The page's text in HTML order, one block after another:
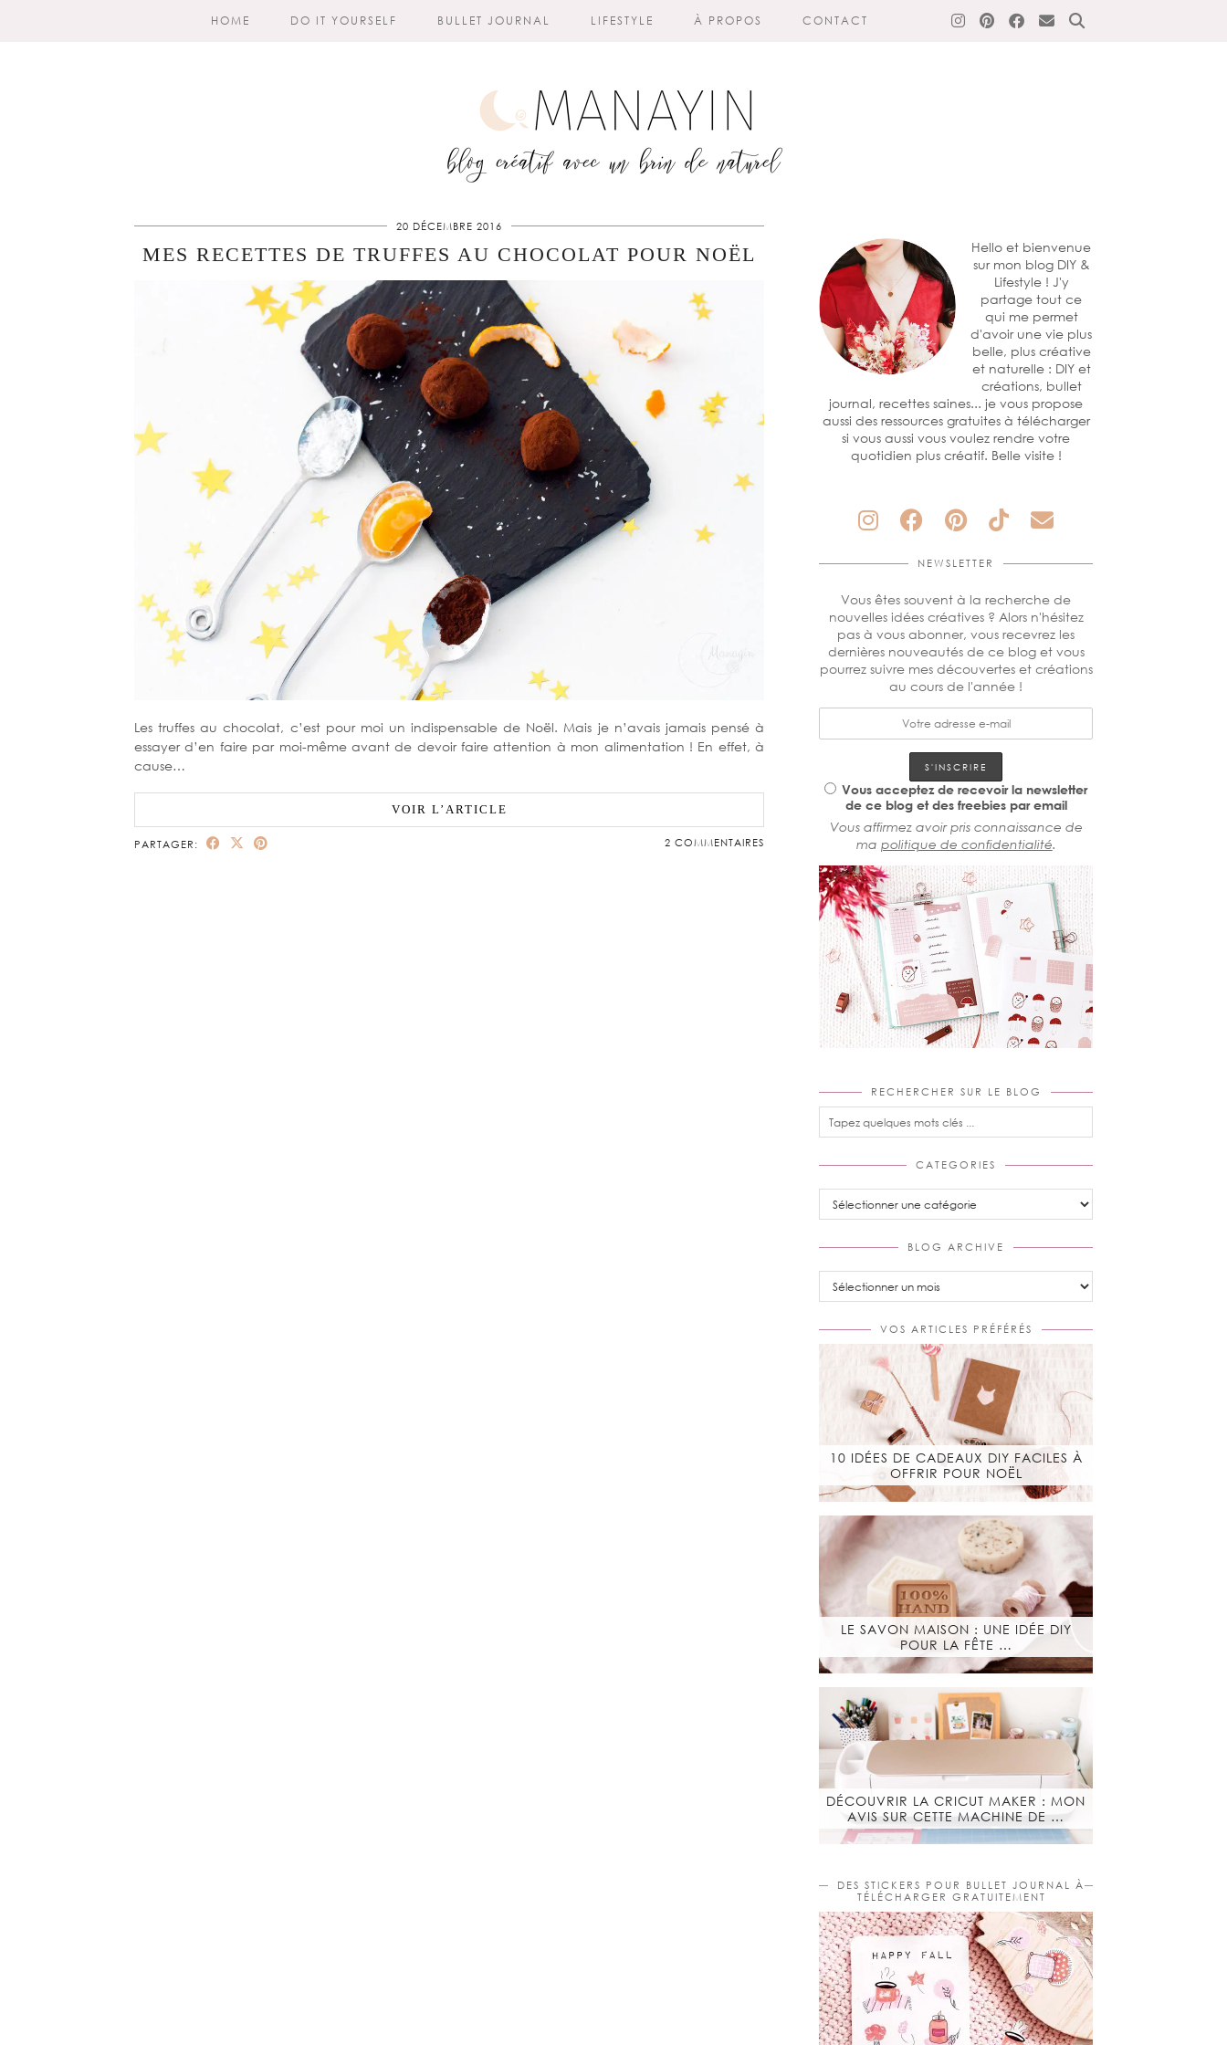
HOME DO IT YOURSELF BULLET JOURNAL LIFESTYLE À PROPOS CONTACT
20 DÉCEMBRE 2016
MES RECETTES DE TRUFFES AU CHOCOLAT POUR NOËL
Les truffes au chocolat, c’est pour moi un indispensable de Noël. Mais je n’avais jamais pensé à
essayer d’en faire par moi-même avant de devoir faire attention à mon alimentation ! En effet, à
cause…
VOIR L’ARTICLE
PARTAGER: 2 COMMENTAIRES
Hello et bienvenue
sur mon blog DIY &
Lifestyle ! J'y
partage tout ce
qui me permet
d'avoir une vie plus
belle, plus créative
et naturelle : DIY et
créations, bullet
journal, recettes saines... je vous propose
aussi des ressources gratuites à télécharger
si vous aussi vous voulez rendre votre
quotidien plus créatif. Belle visite !
NEWSLETTER
Vous êtes souvent à la recherche de
nouvelles idées créatives ? Alors n'hésitez
pas à vous abonner, vous recevrez les
dernières nouveautés de ce blog et vous
pourrez suivre mes découvertes et créations
au cours de l'année !
Vous acceptez de recevoir la newsletter
de ce blog et des freebies par email
Vous affirmez avoir pris connaissance de
ma politique de confidentialité.
RECHERCHER SUR LE BLOG
CATEGORIES
Categories
BLOG ARCHIVE
Blog
Archive
VOS ARTICLES PRÉFÉRÉS
10 IDÉES DE CADEAUX DIY FACILES À
OFFRIR POUR NOËL
LE SAVON MAISON : UNE IDÉE DIY
POUR LA FÊTE …
DÉCOUVRIR LA CRICUT MAKER : MON
AVIS SUR CETTE MACHINE DE …
DES STICKERS POUR BULLET JOURNAL À
TÉLÉCHARGER GRATUITEMENT